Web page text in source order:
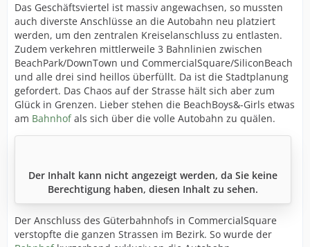
Das Geschäftsviertel ist massiv angewachsen, so mussten
auch diverste Anschlüsse an die Autobahn neu platziert
werden, um den zentralen Kreiselanschluss zu entlasten.
Zudem verkehren mittlerweile 3 Bahnlinien zwischen
BeachPark/DownTown und CommercialSquare/SiliconBeach
und alle drei sind heillos überfüllt. Da ist die Stadtplanung
gefordert. Das Chaos auf der Strasse hält sich aber zum
Glück in Grenzen. Lieber stehen die BeachBoys&-Girls etwas
am Bahnhofals sich über die volle Autobahn zu quälen.
Der Inhalt kann nicht angezeigt werden, da Sie keine
Berechtigung haben, diesen Inhalt zu sehen.
Der Anschluss des Güterbahnhofs in CommercialSquare
verstopfte die ganzen Strassen im Bezirk. So wurde der